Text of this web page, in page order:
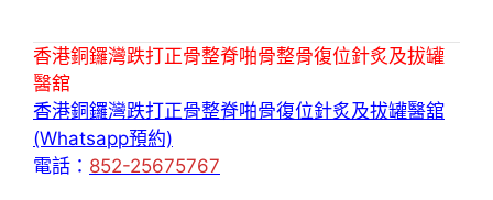
香港銅鑼灣跌打正骨整脊啪骨整骨復位針炙及拔罐
醫舘
香港銅鑼灣跌打正骨整脊啪骨復位針炙及拔罐醫舘
(Whatsapp預約)
電話： 852-25675767